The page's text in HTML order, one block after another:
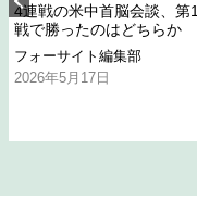
4連戦の米中首脳会談、第1
戦で勝ったのはどちらか
フォーサイト編集部
2026年5月17日